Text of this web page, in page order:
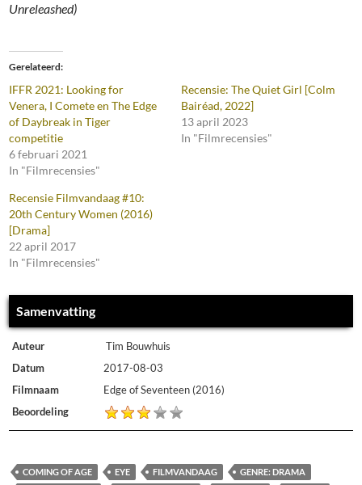
Unreleashed)
Gerelateerd
IFFR 2021: Looking for
Venera, I Comete en The Edge
of Daybreak in Tiger
competitie
6 februari 2021
In "Filmrecensies"
Recensie: The Quiet Girl [Colm
Bairéad, 2022]
13 april 2023
In "Filmrecensies"
Recensie Filmvandaag #10:
20th Century Women (2016)
[Drama]
22 april 2017
In "Filmrecensies"
Samenvatting
Auteur
Tim Bouwhuis
Datum
2017-08-03
Filmnaam
Edge of Seventeen (2016)
Beoordeling
COMING OF AGE EYE FILMVANDAAG
GENRE: DRAMA